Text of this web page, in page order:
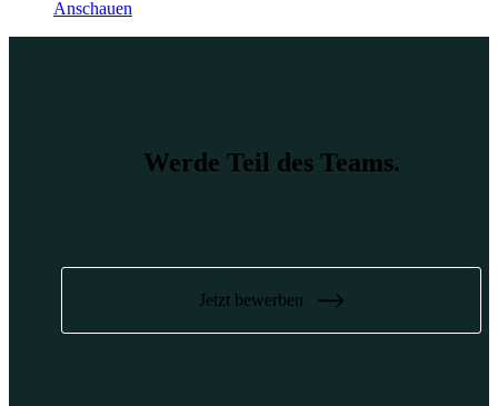
Anschauen
Werde Teil des Teams.
Jetzt bewerben